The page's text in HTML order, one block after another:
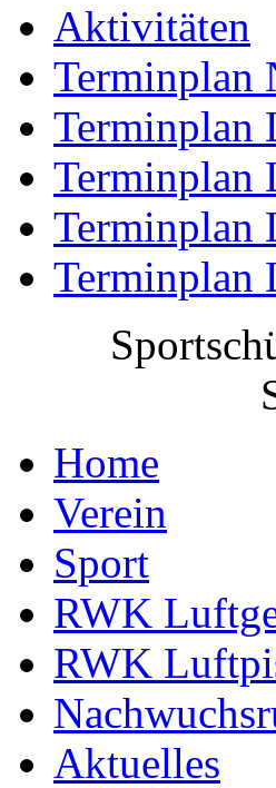
Aktivitäten
Terminplan
Terminplan
Terminplan
Terminplan
Terminplan
Home
Verein
Sport
RWK
RWK
Aktuelles